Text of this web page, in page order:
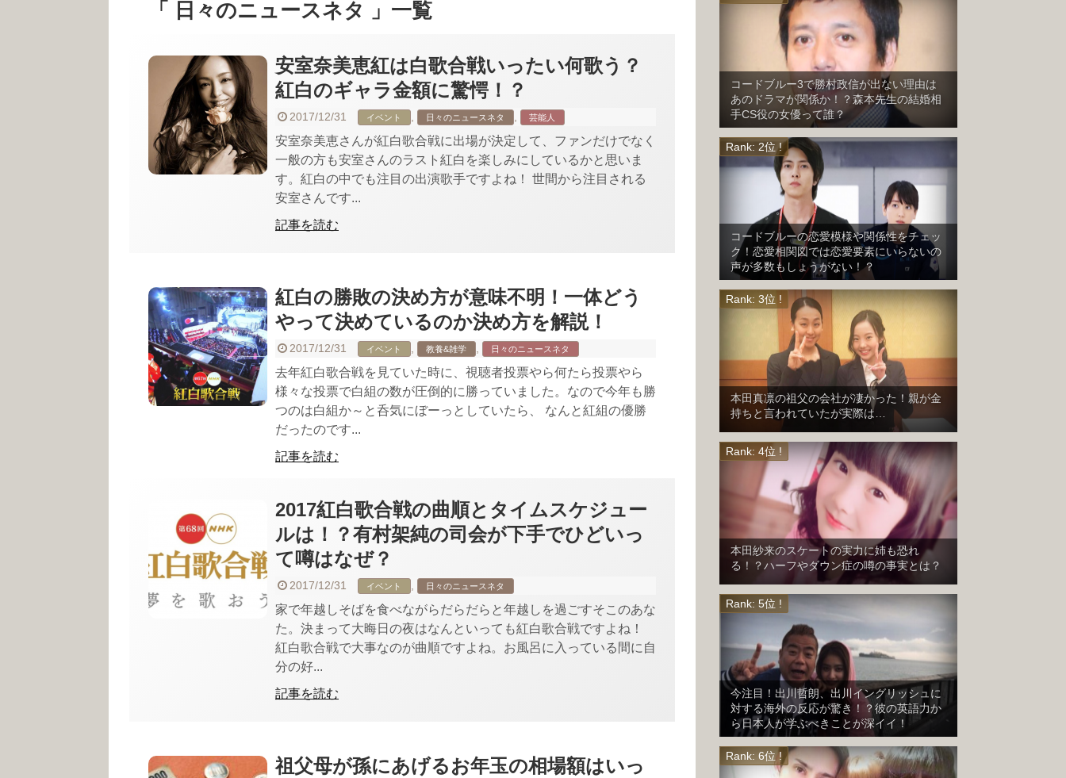
「 日々のニュースネタ 」一覧
安室奈美恵紅は白歌合戦いったい何歌う？
紅白のギャラ金額に驚愕！？
2017/12/31 イベント , 日々のニュースネタ , 芸能人
安室奈美恵さんが紅白歌合戦に出場が決定して、ファンだけでなく
一般の方も安室さんのラスト紅白を楽しみにしているかと思いま
す。紅白の中でも注目の出演歌手ですよね！ 世間から注目される
安室さんです...
記事を読む
紅白の勝敗の決め方が意味不明！一体どう
やって決めているのか決め方を解説！
2017/12/31 イベント , 教養&雑学 , 日々のニュースネタ
去年紅白歌合戦を見ていた時に、視聴者投票やら何たら投票やら
様々な投票で白組の数が圧倒的に勝っていました。なので今年も勝
つのは白組か～と呑気にぼーっとしていたら、 なんと紅組の優勝
だったのです...
記事を読む
2017紅白歌合戦の曲順とタイムスケジュー
ルは！？有村架純の司会が下手でひどいっ
て噂はなぜ？
2017/12/31 イベント , 日々のニュースネタ
家で年越しそばを食べながらだらだらと年越しを過ごすそこのあな
た。決まって大晦日の夜はなんといっても紅白歌合戦ですよね！
紅白歌合戦で大事なのが曲順ですよね。お風呂に入っている間に自
分の好...
記事を読む
祖父母が孫にあげるお年玉の相場額はいっ
コードブルー3で勝村政信が出ない理由は
あのドラマが関係か！？森本先生の結婚相
手CS役の女優って誰？
コードブルーの恋愛模様や関係性をチェッ
ク！恋愛相関図では恋愛要素にいらないの
声が多数もしょうがない！？
本田真凛の祖父の会社が凄かった！親が金
持ちと言われていたが実際は…
本田紗来のスケートの実力に姉も恐れ
る！？ハーフやダウン症の噂の事実とは？
今注目！出川哲朗、出川イングリッシュに
対する海外の反応が驚き！？彼の英語力か
ら日本人が学ぶべきことが深イイ！